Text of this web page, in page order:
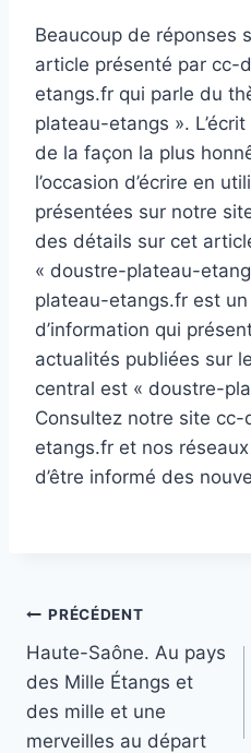
Beaucoup de réponses
article présenté par cc-
etangs.fr qui parle du
plateau-etangs ».
de la façon la plus
l’occasion d’écrire en
présentées sur notre
des détails sur cet
« doustre-plateau-
plateau-etangs.fr est
d’information qui
actualités publiées sur
central est « doustre-
Consultez notre site
etangs.fr et nos
d’être informé des
Navigation
de
l’article
PRÉCÉDENT
Haute-Saône. Au pays
des Mille Étangs et
des mille et une
merveilles au départ